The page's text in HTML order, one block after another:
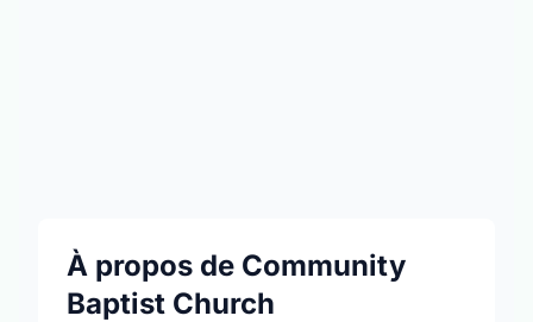
À propos de Community
Baptist Church